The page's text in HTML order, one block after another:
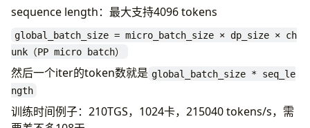
sequence length：最大支持4096 tokens
global_batch_size = micro_batch_size × dp_size × ch
unk（PP micro batch）
然后一个iter的token数就是 global_batch_size * seq_le
ngth
训练时间例子：210TGS，1024卡，215040 tokens/s，需